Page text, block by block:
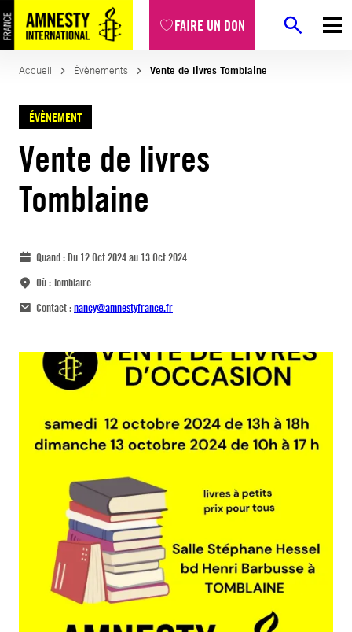
FAIRE UN DON
Accueil Évènements Vente de livres Tomblaine
ÉVÈNEMENT
Vente de livres
Tomblaine
Quand :Du 12 Oct 2024 au 13 Oct 2024
Où :Tomblaire
Contact :nancy@amnestyfrance.fr